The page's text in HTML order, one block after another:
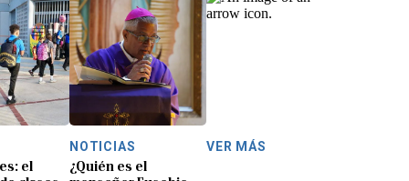
el
NOTICIAS
¿Quién es el
VER MÁS